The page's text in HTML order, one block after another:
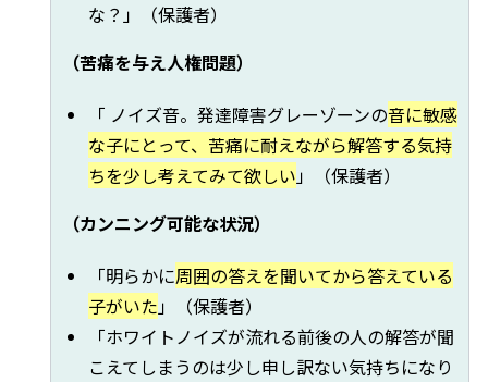
な？」（保護者）
（苦痛を与え人権問題）
「 ノイズ音。発達障害グレーゾーンの音に敏感
な子にとって、苦痛に耐えながら解答する気持
ちを少し考えてみて欲しい」（保護者）
（カンニング可能な状況）
「明らかに周囲の答えを聞いてから答えている
子がいた」（保護者）
「ホワイトノイズが流れる前後の人の解答が聞
こえてしまうのは少し申し訳ない気持ちになり